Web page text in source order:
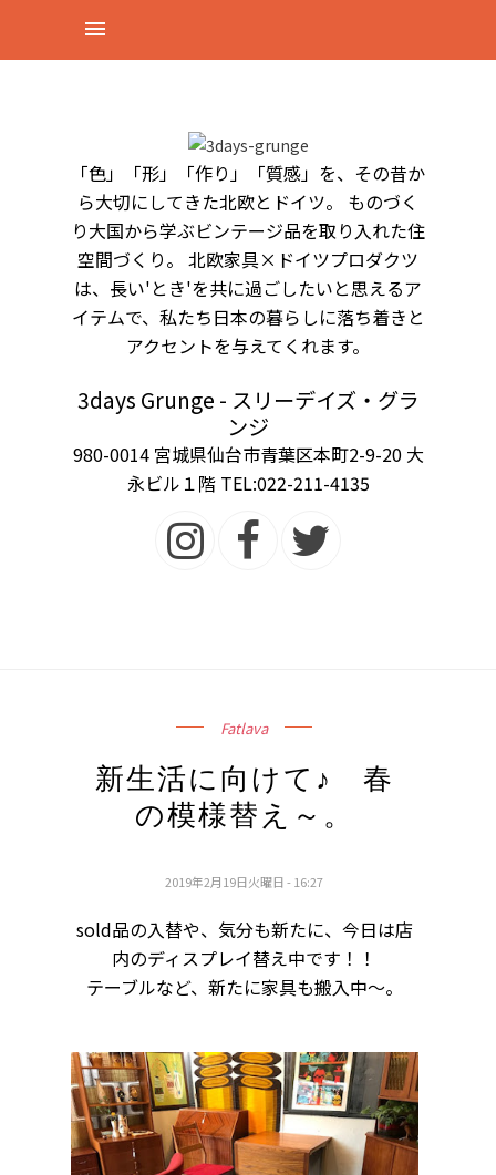
「色」「形」「作り」「質感」を、その昔か
ら大切にしてきた北欧とドイツ。 ものづく
り大国から学ぶビンテージ品を取り入れた住
空間づくり。 北欧家具×ドイツプロダクツ
は、長い'とき'を共に過ごしたいと思えるア
イテムで、私たち日本の暮らしに落ち着きと
アクセントを与えてくれます。
3days Grunge - スリーデイズ・グラ
ンジ
980-0014 宮城県仙台市青葉区本町2-9-20 大
永ビル１階 TEL:022-211-4135
Fatlava
新生活に向けて♪ 春
の模様替え～。
2019年2月19日火曜日 - 16:27
sold品の入替や、気分も新たに、今日は店
内のディスプレイ替え中です！！
テーブルなど、新たに家具も搬入中～。